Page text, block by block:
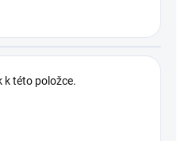
k této položce.